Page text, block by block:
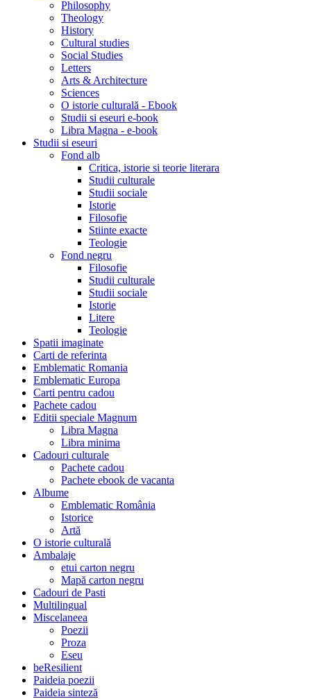
Philosophy
Theology
History
Cultural studies
Social Studies
Letters
Arts & Architecture
Sciences
O istorie culturală - Ebook
Studii si eseuri e-book
Libra Magna - e-book
Studii si eseuri
Fond alb
Critica, istorie si teorie literara
Studii culturale
Studii sociale
Istorie
Filosofie
Stiinte exacte
Teologie
Fond negru
Filosofie
Studii culturale
Studii sociale
Istorie
Litere
Teologie
Spatii imaginate
Carti de referinta
Emblematic Romania
Emblematic Europa
Carti pentru cadou
Pachete cadou
Editii speciale Magnum
Libra Magna
Libra minima
Cadouri culturale
Pachete cadou
Pachete ebook de vacanta
Albume
Emblematic România
Istorice
Artă
O istorie culturală
Ambalaje
etui carton negru
Mapă carton negru
Cadouri de Pasti
Multilingual
Miscelaneea
Poezii
Proza
Eseu
beResilient
Paideia poezii
Paideia sinteză